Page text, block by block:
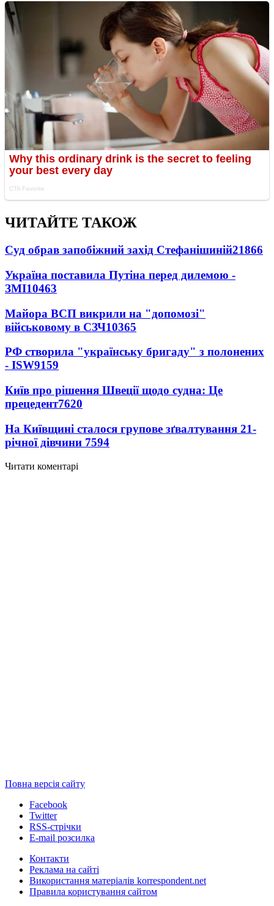
ЧИТАЙТЕ ТАКОЖ
Суд обрав запобіжний захід Стефанішиній21866
Україна поставила Путіна перед дилемою -
ЗМІ10463
Майора ВСП викрили на "допомозі"
військовому в СЗЧ10365
РФ створила "українську бригаду" з полонених
- ISW9159
Київ про рішення Швеції щодо судна: Це
прецедент7620
На Київщині сталося групове зґвалтування 21-
річної дівчини 7594
Читати коментарі
Повна версія сайту
Facebook
Twitter
RSS-стрічки
E-mail розсилка
Контакти
Реклама на сайті
Використання матеріалів korrespondent.net
Правила користування сайтом